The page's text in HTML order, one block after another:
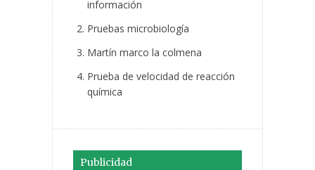
información
Pruebas microbiología
Martín marco la colmena
Prueba de velocidad de reacción
química
Publicidad